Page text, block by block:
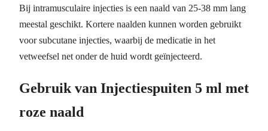
Bij intramusculaire injecties is een naald van 25-38 mm lang
meestal geschikt. Kortere naalden kunnen worden gebruikt
voor subcutane injecties, waarbij de medicatie in het
vetweefsel net onder de huid wordt geïnjecteerd.
Gebruik van Injectiespuiten 5 ml met
roze naald